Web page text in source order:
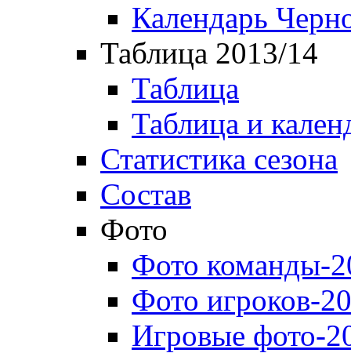
Календарь
Таблица 2013/14
Таблица
Таблица и
Статистика сезона
Состав
Фото
Фото команды-
Фото игроков-
Игровые фото-